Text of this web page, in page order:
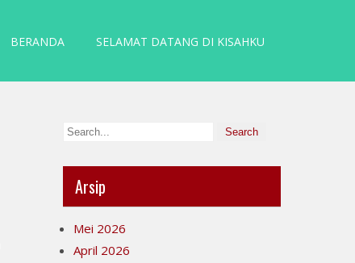
BERANDA SELAMAT DATANG DI KISAHKU
Arsip
Mei 2026
April 2026